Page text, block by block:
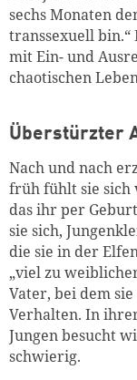
sechs Monaten
transsexuell bin.“
mit Ein- und
chaotischen
Überstürzter
Nach und nach
früh fühlt sie sich
das ihr per
sie sich,
die sie in der
„viel zu
Vater, bei dem
Verhalten. In
Jungen besucht
schwierig.